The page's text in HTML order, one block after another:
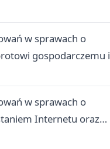
w sprawach o
gospodarczemu i
w sprawach o
Internetu oraz
informatycznych